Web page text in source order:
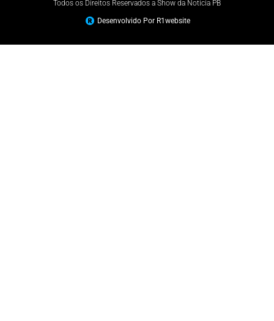
Todos os Direitos Reservados a Show da Noticia PB
Desenvolvido Por R1website